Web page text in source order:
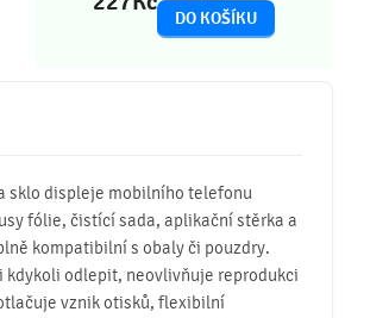
sklo displeje mobilního telefonu
fólie, čistící sada, aplikační stěrka a
kompatibilní s obaly či pouzdry.
odlepit, neovlivňuje reprodukci
vznik otisků, flexibilní